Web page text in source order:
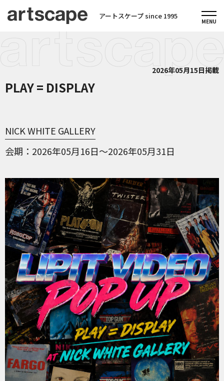
アートスケープ since 1995
2026年05月15日掲載
PLAY = DISPLAY
NICK WHITE GALLERY
会期
2026年05月16日～2026年05月31日